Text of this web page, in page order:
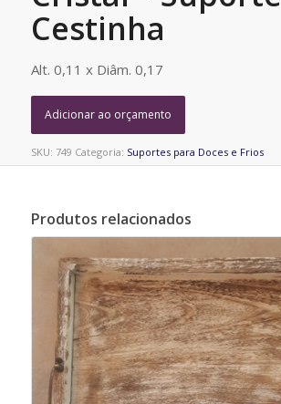
Cestinha
Alt. 0,11 x Diâm. 0,17
Adicionar ao orçamento
SKU: 749 Categoria: Suportes para Doces e Frios
Produtos relacionados